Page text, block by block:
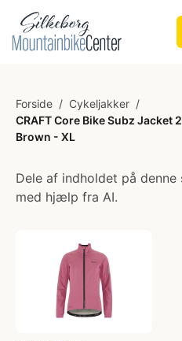
Forside / Cykeljakker /
CRAFT Core Bike Subz Jacket
Brown - XL
Dele af indholdet på
med hjælp fra AI.